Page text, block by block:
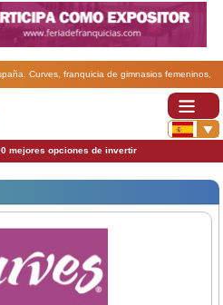
Curves, franquicia de gimnasios femeninos,
rosas en Sant Jordi.
mejores opciones de invertir